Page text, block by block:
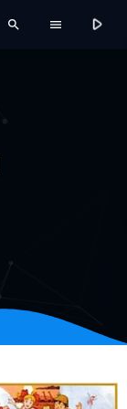
search menu play_arrow